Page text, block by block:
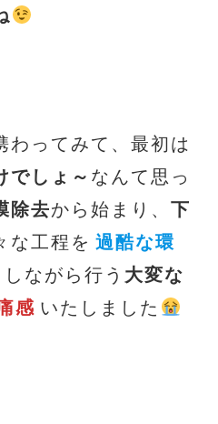
わってみて、最初は
でしょ～ なんて思っ
除去から始まり、下
な工程を 過酷な環
しながら行う 大変な
感 いたしました